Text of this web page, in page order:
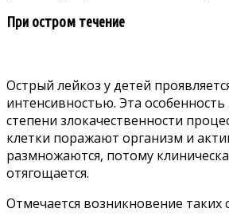
При остром течение
Острый лейкоз у детей
интенсивностью. Эта особенность
степени злокачественности
клетки поражают организм и
размножаются, потому
отягощается.
Отмечается возникновение таких